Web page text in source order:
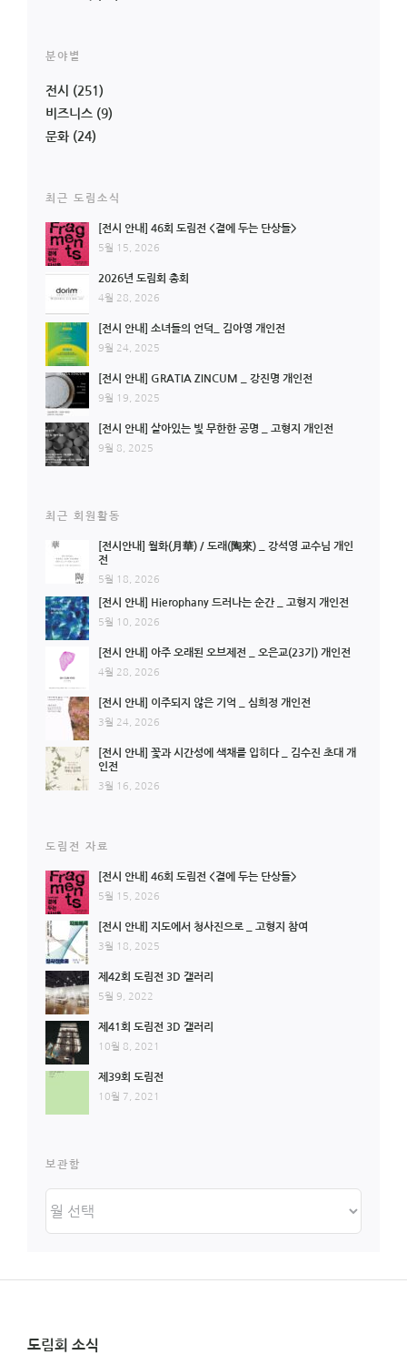
분야별
전시
(251)
비즈니스 (9)
문화 (24)
최근 도림소식
[전시 안내] 46회 도림전 <곁에 두는 단상들>
5월 15, 2026
2026년 도림회 총회
4월 28, 2026
[전시 안내] 소녀들의 언덕_ 김아영 개인전
9월 24, 2025
[전시 안내] GRATIA ZINCUM _ 강진명 개인전
9월 19, 2025
[전시 안내] 살아있는 빛 무한한 공명 _ 고형지 개인전
9월 8, 2025
최근 회원활동
[전시안내] 월화(月華) / 도래(陶來) _ 강석영 교수님 개인
전
5월 18, 2026
[전시 안내] Hierophany 드러나는 순간 _ 고형지 개인전
5월 10, 2026
[전시 안내] 아주 오래된 오브제전 _ 오은교(23기) 개인전
4월 28, 2026
[전시 안내] 이주되지 않은 기억 _ 심희정 개인전
3월 24, 2026
[전시 안내] 꽃과 시간성에 색채를 입히다 _ 김수진 초대 개
인전
3월 16, 2026
도림전 자료
[전시 안내] 46회 도림전 <곁에 두는 단상들>
5월 15, 2026
[전시 안내] 지도에서 청사진으로 _ 고형지 참여
3월 18, 2025
제42회 도림전 3D 갤러리
5월 9, 2022
제41회 도림전 3D 갤러리
10월 8, 2021
제39회 도림전
10월 7, 2021
보관함
관
도림회 소식